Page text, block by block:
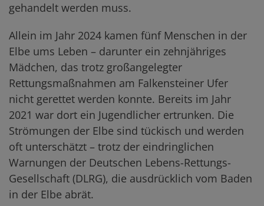
gehandelt werden muss.
Allein im Jahr 2024 kamen fünf Menschen in der
Elbe ums Leben – darunter ein zehnjähriges
Mädchen, das trotz großangelegter
Rettungsmaßnahmen am Falkensteiner Ufer
nicht gerettet werden konnte. Bereits im Jahr
2021 war dort ein Jugendlicher ertrunken. Die
Strömungen der Elbe sind tückisch und werden
oft unterschätzt – trotz der eindringlichen
Warnungen der Deutschen Lebens-Rettungs-
Gesellschaft (DLRG), die ausdrücklich vom Baden
in der Elbe abrät.